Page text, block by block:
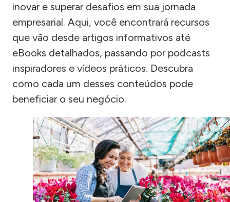
inovar e superar desafios em sua jornada
empresarial. Aqui, você encontrará recursos
que vão desde artigos informativos até
eBooks detalhados, passando por podcasts
inspiradores e vídeos práticos. Descubra
como cada um desses conteúdos pode
beneficiar o seu negócio.